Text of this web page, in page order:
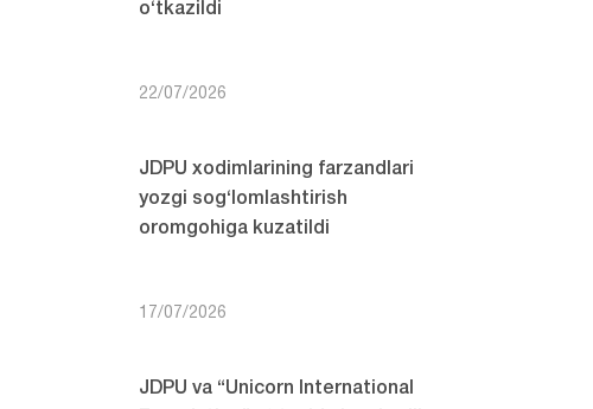
o‘tkazildi
22/07/2026
JDPU xodimlarining farzandlari
yozgi sog‘lomlashtirish
oromgohiga kuzatildi
17/07/2026
JDPU va “Unicorn International